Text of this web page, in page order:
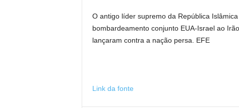
O antigo líder supremo da República
bombardeamento conjunto EUA-Israel ao
lançaram contra a nação persa. EFE
Link da fonte